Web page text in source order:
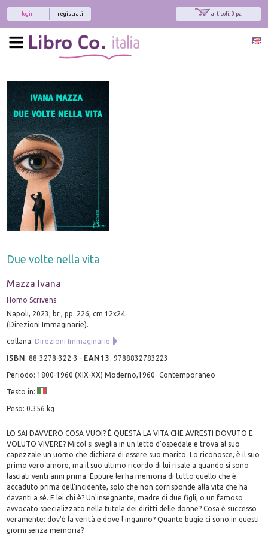
articoli: 0 pz.
registrati
login
Due volte nella vita
Mazza Ivana
Homo Scrivens
Napoli, 2023; br., pp. 226, cm 12x24.
(Direzioni Immaginarie).
collana: Direzioni Immaginarie
ISBN:88-3278-322-3 - EAN13 :9788832783223
Periodo: 1800-1960 (XIX-XX) Moderno,1960- Contemporaneo
Testo in:
Peso: 0.356 kg
LO SAI DAVVERO COSA VUOI? È QUESTA LA VITA CHE AVRESTI DOVUTO E
VOLUTO VIVERE? Micol si sveglia in un letto d'ospedale e trova al suo
capezzale un uomo che dichiara di essere suo marito. Lo riconosce, è il suo
primo vero amore, ma il suo ultimo ricordo di lui risale a quando si sono
lasciati venti anni prima. Eppure lei ha memoria di tutto quello che è
accaduto prima dell'incidente, solo che non corrisponde alla vita che ha
davanti a sé. E lei chi è? Un'insegnante, madre di due figli, o un famoso
avvocato specializzato nella tutela dei diritti delle donne? Cosa è successo
veramente: dov'è la verità e dove l'inganno? Quante bugie ci sono in questi
giorni senza memoria?